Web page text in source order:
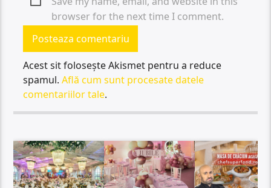
browser for the next time I comment.
Acest sit folosește Akismet pentru a reduce
spamul.Află cum sunt procesate datele
comentariilor tale.